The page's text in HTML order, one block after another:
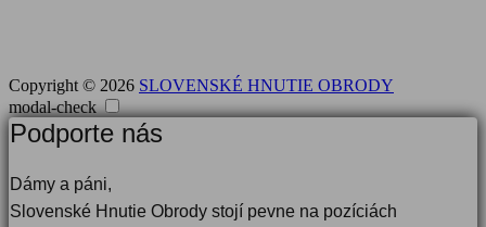
Copyright © 2026 SLOVENSKÉ HNUTIE OBRODY
modal-check
Podporte nás
Dámy a páni,
Slovenské Hnutie Obrody stojí pevne na pozíciách